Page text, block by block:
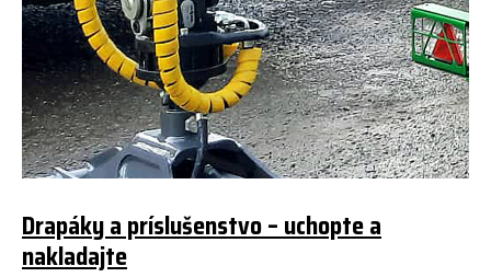
Drapáky a príslušenstvo – uchopte a
nakladajte